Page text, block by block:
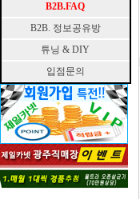
B2B.FAQ
B2B. 정보공유방
튜닝 & DIY
입점문의